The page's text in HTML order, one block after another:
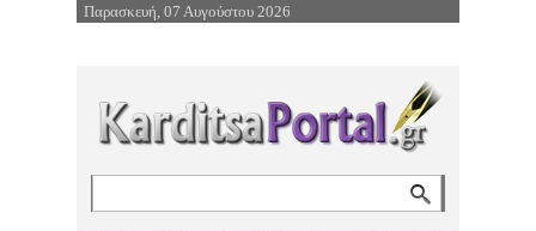
Επιστροφή στην Πλοήγηση
Παρασκευή, 07 Αυγούστου 2026